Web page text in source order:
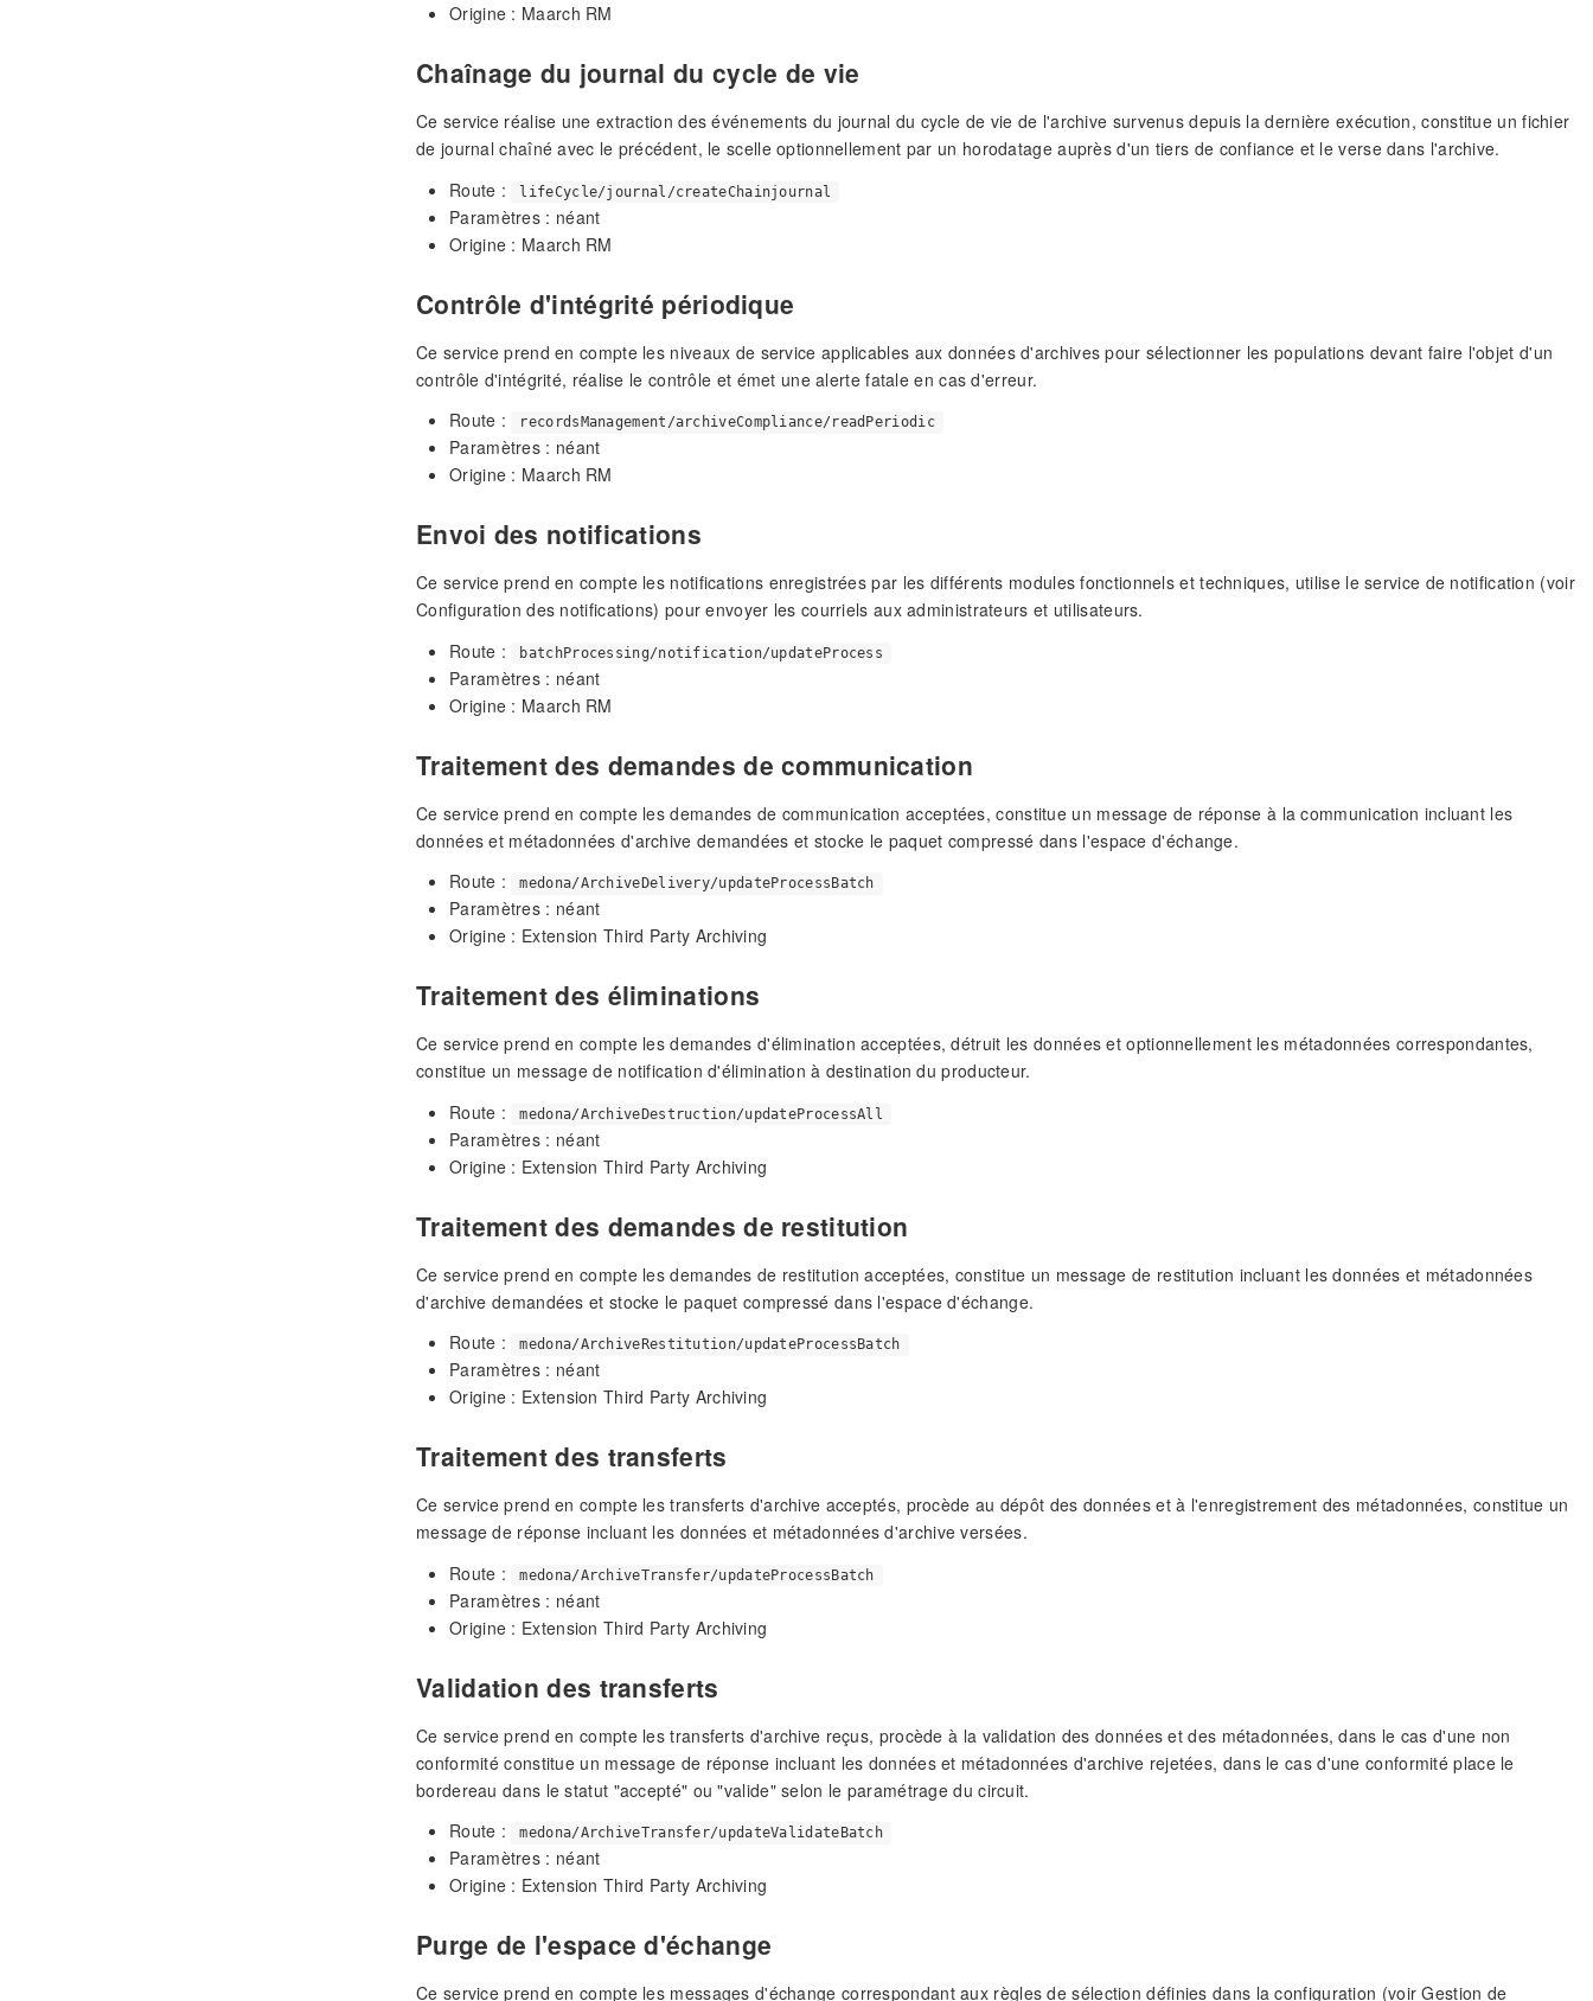
Origine : Maarch RM
Chaînage du journal du cycle de vie
Ce service réalise une extraction des événements du journal du cycle de vie de l'archive survenus depuis la dernière exécution, constitue un fichier
de journal chaîné avec le précédent, le scelle optionnellement par un horodatage auprès d'un tiers de confiance et le verse dans l'archive.
Route :
lifeCycle/journal/createChainjournal
Paramètres : néant
Origine : Maarch RM
Contrôle d'intégrité périodique
Ce service prend en compte les niveaux de service applicables aux données d'archives pour sélectionner les populations devant faire l'objet d'un
contrôle d'intégrité, réalise le contrôle et émet une alerte fatale en cas d'erreur.
Route :
recordsManagement/archiveCompliance/readPeriodic
Paramètres : néant
Origine : Maarch RM
Envoi des notifications
Ce service prend en compte les notifications enregistrées par les différents modules fonctionnels et techniques, utilise le service de notification (voir
Configuration des notifications) pour envoyer les courriels aux administrateurs et utilisateurs.
Route :
batchProcessing/notification/updateProcess
Paramètres : néant
Origine : Maarch RM
Traitement des demandes de communication
Ce service prend en compte les demandes de communication acceptées, constitue un message de réponse à la communication incluant les
données et métadonnées d'archive demandées et stocke le paquet compressé dans l'espace d'échange.
Route :
medona/ArchiveDelivery/updateProcessBatch
Paramètres : néant
Origine : Extension Third Party Archiving
Traitement des éliminations
Ce service prend en compte les demandes d'élimination acceptées, détruit les données et optionnellement les métadonnées correspondantes,
constitue un message de notification d'élimination à destination du producteur.
Route :
medona/ArchiveDestruction/updateProcessAll
Paramètres : néant
Origine : Extension Third Party Archiving
Traitement des demandes de restitution
Ce service prend en compte les demandes de restitution acceptées, constitue un message de restitution incluant les données et métadonnées
d'archive demandées et stocke le paquet compressé dans l'espace d'échange.
Route :
medona/ArchiveRestitution/updateProcessBatch
Paramètres : néant
Origine : Extension Third Party Archiving
Traitement des transferts
Ce service prend en compte les transferts d'archive acceptés, procède au dépôt des données et à l'enregistrement des métadonnées, constitue un
message de réponse incluant les données et métadonnées d'archive versées.
Route :
medona/ArchiveTransfer/updateProcessBatch
Paramètres : néant
Origine : Extension Third Party Archiving
Validation des transferts
Ce service prend en compte les transferts d'archive reçus, procède à la validation des données et des métadonnées, dans le cas d'une non
conformité constitue un message de réponse incluant les données et métadonnées d'archive rejetées, dans le cas d'une conformité place le
bordereau dans le statut "accepté" ou "valide" selon le paramétrage du circuit.
Route :
medona/ArchiveTransfer/updateValidateBatch
Paramètres : néant
Origine : Extension Third Party Archiving
Purge de l'espace d'échange
Ce service prend en compte les messages d'échange correspondant aux règles de sélection définies dans la configuration (voir Gestion de